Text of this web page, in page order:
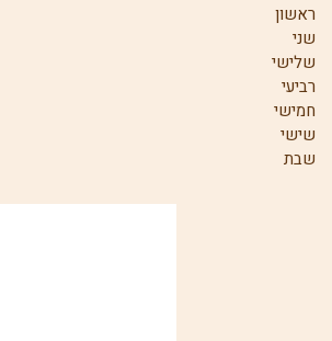
ראשון
שני
שלישי
רביעי
חמישי
שישי
שבת